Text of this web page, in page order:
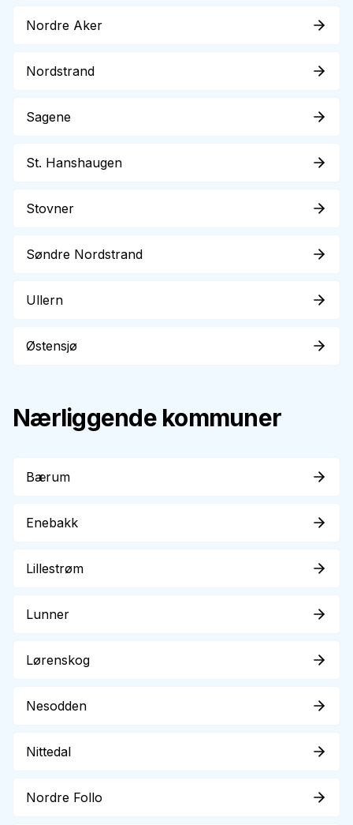
Nordre Aker
Nordstrand
Sagene
St. Hanshaugen
Stovner
Søndre Nordstrand
Ullern
Østensjø
Nærliggende kommuner
Bærum
Enebakk
Lillestrøm
Lunner
Lørenskog
Nesodden
Nittedal
Nordre Follo